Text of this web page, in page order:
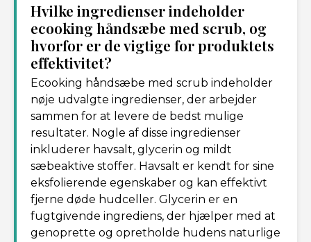
Hvilke ingredienser indeholder
ecooking håndsæbe med scrub, og
hvorfor er de vigtige for produktets
effektivitet?
Ecooking håndsæbe med scrub indeholder
nøje udvalgte ingredienser, der arbejder
sammen for at levere de bedst mulige
resultater. Nogle af disse ingredienser
inkluderer havsalt, glycerin og mildt
sæbeaktive stoffer. Havsalt er kendt for sine
eksfolierende egenskaber og kan effektivt
fjerne døde hudceller. Glycerin er en
fugtgivende ingrediens, der hjælper med at
genoprette og opretholde hudens naturlige